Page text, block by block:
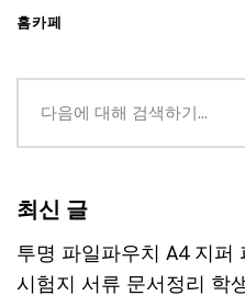
홈카페
최신 글
투명 파일파우치 A4 지퍼
시험지 서류 문서정리 학